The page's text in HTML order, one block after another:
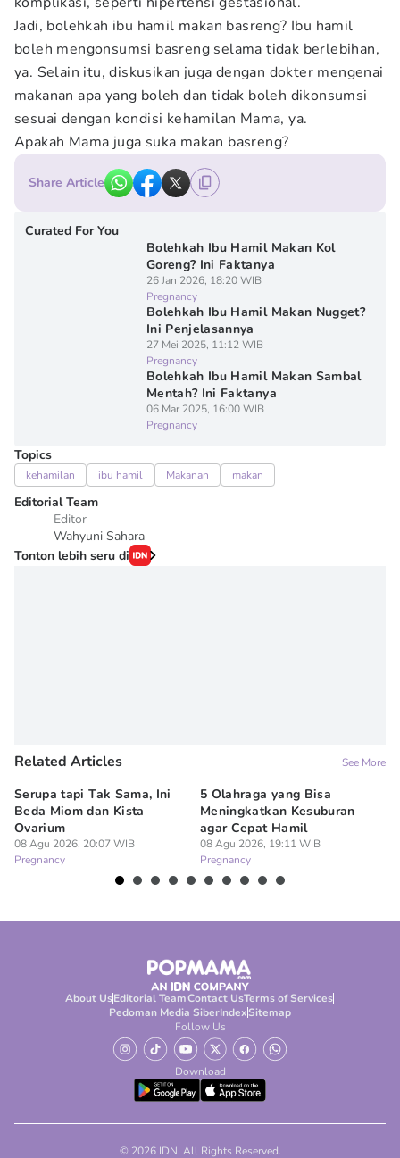
Jadi, bolehkah ibu hamil makan basreng? Ibu hamil
boleh mengonsumsi basreng selama tidak berlebihan,
ya. Selain itu, diskusikan juga dengan dokter mengenai
makanan apa yang boleh dan tidak boleh dikonsumsi
sesuai dengan kondisi kehamilan Mama, ya.
Apakah Mama juga suka makan basreng?
Share Article
Curated For You
Bolehkah Ibu Hamil Makan Kol
Goreng? Ini Faktanya
26 Jan 2026, 18:20 WIB
Pregnancy
Bolehkah Ibu Hamil Makan Nugget?
Ini Penjelasannya
27 Mei 2025, 11:12 WIB
Pregnancy
Bolehkah Ibu Hamil Makan Sambal
Mentah? Ini Faktanya
06 Mar 2025, 16:00 WIB
Pregnancy
Topics
kehamilan ibu hamil Makanan makan
Editorial Team
Editor
Wahyuni Sahara
Tonton lebih seru di
Related Articles See More
Serupa tapi Tak Sama, Ini
Beda Miom dan Kista
Ovarium
08 Agu 2026, 20:07 WIB
Pregnancy
5 Olahraga yang Bisa
Meningkatkan Kesuburan
agar Cepat Hamil
08 Agu 2026, 19:11 WIB
Pregnancy
About UsEditorial TeamContact UsTerms of Services
Pedoman Media SiberIndexSitemap
Follow Us
Download
© 2026 IDN. All Rights Reserved.